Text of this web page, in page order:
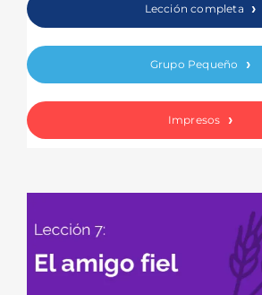
Lección completa
Grupo Pequeño
Impresos